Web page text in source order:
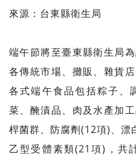
來源：台東縣衛生局
端午節將至臺東縣衛生局
各傳統市場、攤販、雜貨
各式端午食品包括粽子、
菜、醃漬品、肉及水產加
桿菌群、防腐劑(12項)、漂
乙型受體素類(21項)，共